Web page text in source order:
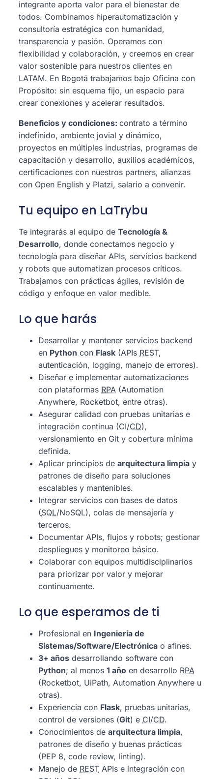
integrante aporta valor para el bienestar de
todos. Combinamos hiperautomatización y
consultoría estratégica con humanidad,
transparencia y pasión. Operamos con
flexibilidad y colaboración, y creemos en crear
valor sostenible para nuestros clientes en
LATAM. En Bogotá trabajamos bajo Oficina con
Propósito: sin esquema fijo, un espacio para
crear conexiones y acelerar resultados.
Beneficios y condiciones: contrato a término
indefinido, ambiente jovial y dinámico,
proyectos en múltiples industrias, programas de
capacitación y desarrollo, auxilios académicos,
certificaciones con nuestros partners, alianzas
con Open English y Platzi, salario a convenir.
Tu equipo en LaTrybu
Te integrarás al equipo de Tecnología &
Desarrollo, donde conectamos negocio y
tecnología para diseñar APIs, servicios backend
y robots que automatizan procesos críticos.
Trabajamos con prácticas ágiles, revisión de
código y enfoque en valor medible.
Lo que harás
Desarrollar y mantener servicios backend
en Python con Flask (APIs REST,
autenticación, logging, manejo de errores).
Diseñar e implementar automatizaciones
con plataformas RPA (Automation
Anywhere, Rocketbot, entre otras).
Asegurar calidad con pruebas unitarias e
integración continua (CI/CD),
versionamiento en Git y cobertura mínima
definida.
Aplicar principios de arquitectura limpia y
patrones de diseño para soluciones
escalables y mantenibles.
Integrar servicios con bases de datos
(SQL/NoSQL), colas de mensajería y
terceros.
Documentar APIs, flujos y robots; gestionar
despliegues y monitoreo básico.
Colaborar con equipos multidisciplinarios
para priorizar por valor y mejorar
continuamente.
Lo que esperamos de ti
Profesional en Ingeniería de
Sistemas/Software/Electrónica o afines.
3+ años desarrollando software con
Python; al menos 1 año en desarrollo RPA
(Rocketbot, UiPath, Automation Anywhere u
otras).
Experiencia con Flask, pruebas unitarias,
control de versiones (Git) e CI/CD.
Conocimientos de arquitectura limpia,
patrones de diseño y buenas prácticas
(PEP 8, code review, linting).
Manejo de REST APIs e integración con